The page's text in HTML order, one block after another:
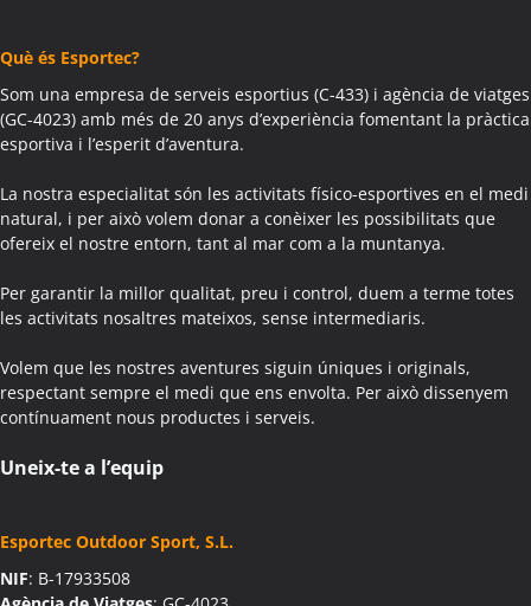
Colònies Escolars Agramunt
Activitats Teambuilding Empreses Aguilar de Segarra
Activitats Família Amics Aguilar de Segarra
Colònies Escolars Aguilar de Segarra
Activitats Teambuilding Empreses Agullana
Activitats Família Amics Agullana
Colònies Escolars Agullana
Activitats Família Amics Aiguafreda
Activitats Teambuilding Empreses Aiguamúrcia
Activitats Família Amics Aiguamúrcia
Colònies Escolars Aiguamúrcia
Activitats Teambuilding Empreses Aiguaviva
Activitats Teambuilding Empreses Aín
Activitats Família Amics Aín
Què és Esportec?
Som una empresa de serveis esportius (C-433) i agència de viatges
(GC-4023) amb més de 20 anys d’experiència fomentant la pràctica
esportiva i l’esperit d’aventura.
La nostra especialitat són les activitats físico-esportives en el medi
natural, i per això volem donar a conèixer les possibilitats que
ofereix el nostre entorn, tant al mar com a la muntanya.
Per garantir la millor qualitat, preu i control, duem a terme totes
les activitats nosaltres mateixos, sense intermediaris.
Volem que les nostres aventures siguin úniques i originals,
respectant sempre el medi que ens envolta. Per això dissenyem
contínuament nous productes i serveis.
Uneix-te a l’equip
Esportec Outdoor Sport, S.L.
NIF: B-17933508